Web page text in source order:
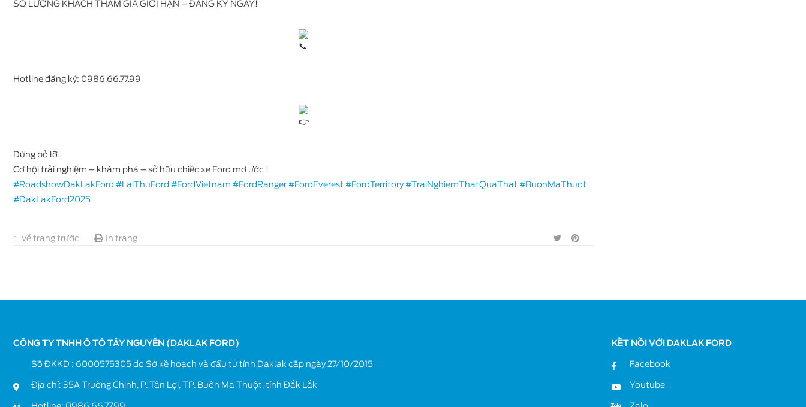
SỐ LƯỢNG KHÁCH THAM GIA GIỚI HẠN – ĐĂNG KÝ NGAY!
Hotline đăng ký: 0986.66.77.99
Đừng bỏ lỡ!
Cơ hội trải nghiệm – khám phá – sở hữu chiếc xe Ford mơ ước !
#RoadshowDakLakFord #LaiThuFord #FordVietnam #FordRanger #FordEverest #FordTerritory #TraiNghiemThatQuaThat #BuonMaThuot
#DakLakFord2025
Về trang trước In trang
CÔNG TY TNHH Ô TÔ TÂY NGUYÊN (DAKLAK FORD)
Số ĐKKD : 6000575305 do Sở kế hoạch và đầu tư tỉnh Daklak cấp ngày 27/10/2015
Địa chỉ: 35A Trường Chinh, P. Tân Lợi, TP. Buôn Ma Thuột, tỉnh Đắk Lắk
KẾT NỐI VỚI DAKLAK FORD
Facebook
Youtube